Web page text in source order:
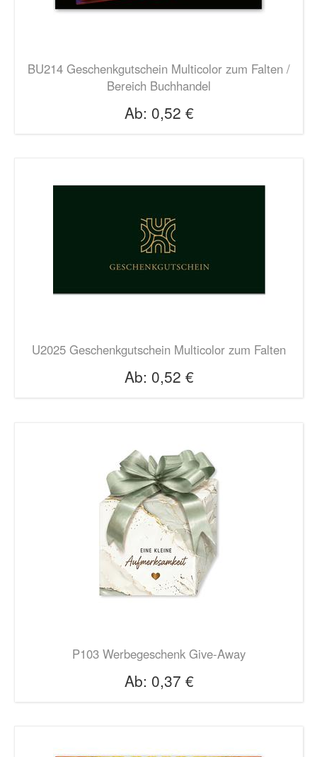
BU214 Geschenkgutschein Multicolor zum Falten /
Bereich Buchhandel
Ab: 0,52 €
U2025 Geschenkgutschein Multicolor zum Falten
Ab: 0,52 €
P103 Werbegeschenk Give-Away
Ab: 0,37 €